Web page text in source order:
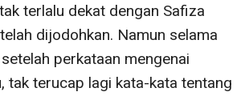
terlalu dekat dengan Safiza
dijodohkan. Namun selama
perkataan mengenai
tak terucap lagi kata-kata tentang